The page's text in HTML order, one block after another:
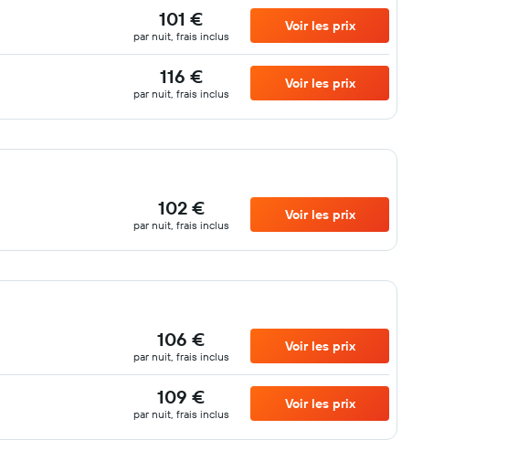
101 €
par nuit, frais inclus
Voir les prix
116 €
par nuit, frais inclus
Voir les prix
102 €
par nuit, frais inclus
Voir les prix
106 €
par nuit, frais inclus
Voir les prix
109 €
par nuit, frais inclus
Voir les prix